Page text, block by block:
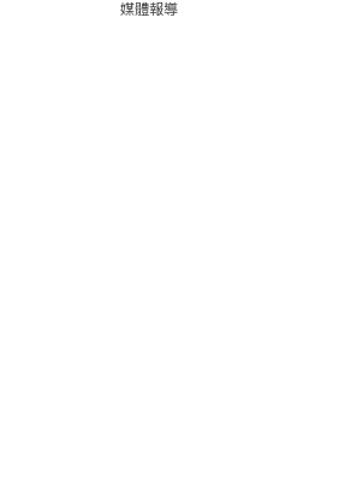
媒體報導